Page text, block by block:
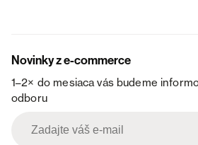
Novinky z e-commerce
1–2× do mesiaca vás budeme
odboru